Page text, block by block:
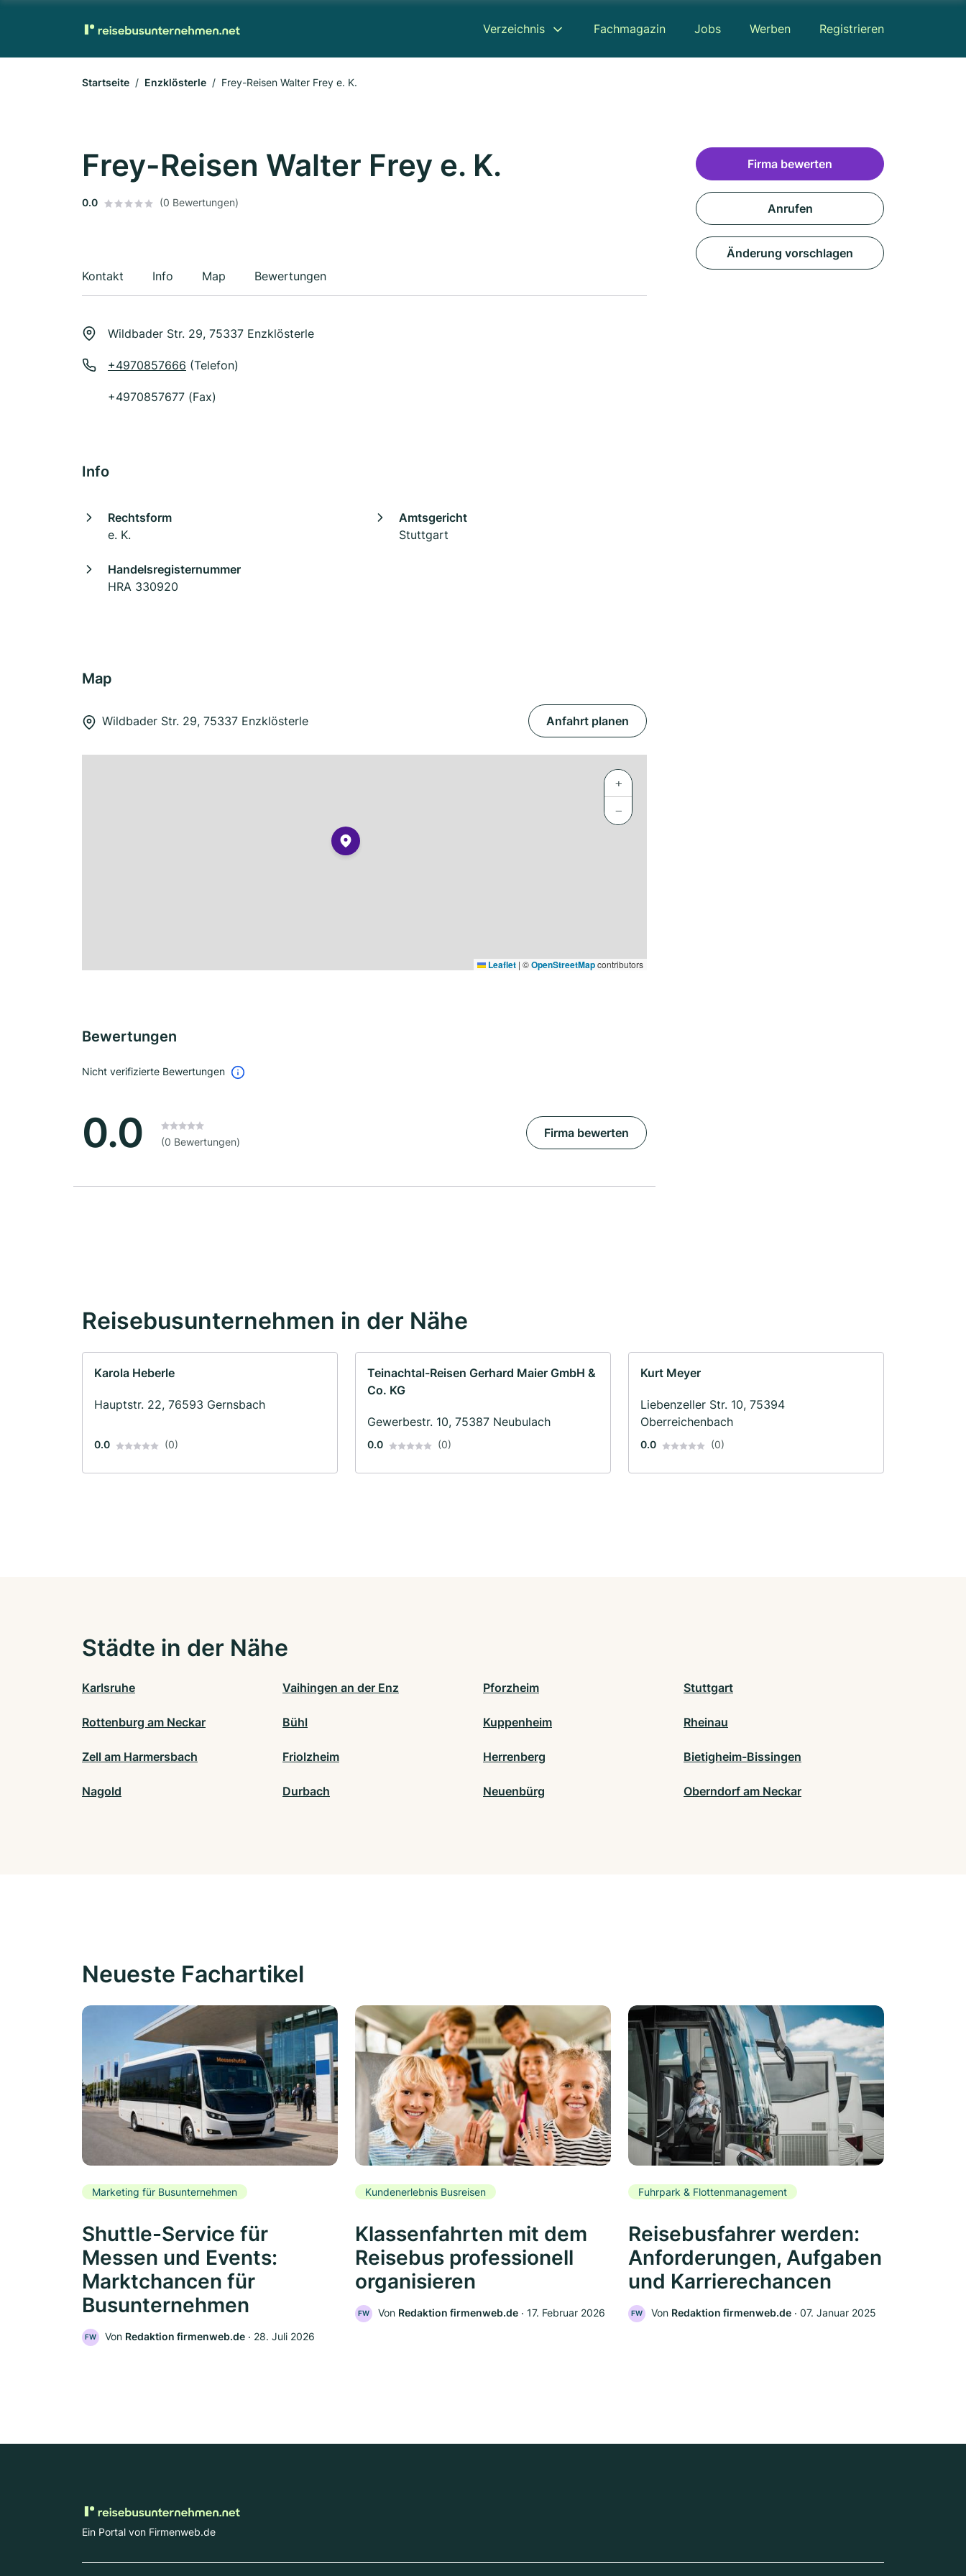
Verzeichnis Fachmagazin Jobs Werben Registrieren
Startseite Enzklösterle Frey-Reisen Walter Frey e. K.
Frey-Reisen Walter Frey e. K.
0.0 (0 Bewertungen)
Kontakt Info Map Bewertungen
Wildbader Str. 29, 75337 Enzklösterle
+4970857666 (Telefon)
+4970857677 (Fax)
Info
Rechtsform
e. K.
Amtsgericht
Stuttgart
Handelsregisternummer
HRA 330920
Map
Wildbader Str. 29, 75337 Enzklösterle Anfahrt planen
+
−
Leaflet | ©OpenStreetMapcontributors
Bewertungen
Nicht verifizierte Bewertungen
0.0 (0 Bewertungen)
Firma bewerten
Firma bewerten
Anrufen
Änderung vorschlagen
Reisebusunternehmen in der Nähe
Karola Heberle
Hauptstr. 22, 76593 Gernsbach
0.0 (0)
Teinachtal-Reisen Gerhard Maier GmbH &
Co. KG
Gewerbestr. 10, 75387 Neubulach
0.0 (0)
Kurt Meyer
Liebenzeller Str. 10, 75394
Oberreichenbach
0.0 (0)
Städte in der Nähe
Karlsruhe Vaihingen an der Enz Pforzheim Stuttgart
Rottenburg am Neckar Bühl Kuppenheim Rheinau
Zell am Harmersbach Friolzheim Herrenberg Bietigheim-Bissingen
Nagold Durbach Neuenbürg Oberndorf am Neckar
Neueste Fachartikel
Marketing für Busunternehmen
Shuttle-Service für
Messen und Events:
Marktchancen für
Busunternehmen
FW Von Redaktion firmenweb.de ‧ 28. Juli 2026
Kundenerlebnis Busreisen
Klassenfahrten mit dem
Reisebus professionell
organisieren
FW Von Redaktion firmenweb.de ‧ 17. Februar 2026
Fuhrpark & Flottenmanagement
Reisebusfahrer werden:
Anforderungen, Aufgaben
und Karrierechancen
FW Von Redaktion firmenweb.de ‧ 07. Januar 2025
Ein Portal von Firmenweb.de